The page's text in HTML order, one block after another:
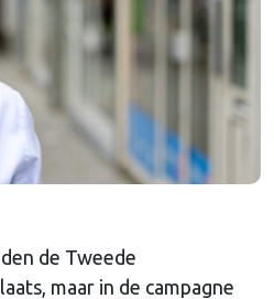
de Tweede
maar in de campagne